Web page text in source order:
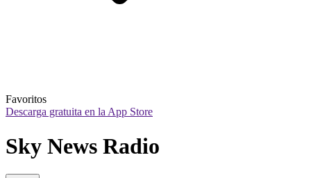
Favoritos
Descarga gratuita en la App Store
Sky News Radio